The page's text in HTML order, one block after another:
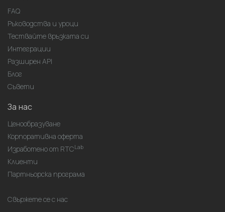
FAQ
Ръководства и уроци
Тествайте връзката си
Интеграции
Разширен API
Блог
Съвети
За нас
Ценообразуване
Корпоративна оферта
Изработено от RTCLab
Клиенти
Партньорска програма
Свържете се с нас